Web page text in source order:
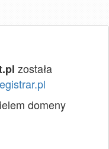
została
domeny